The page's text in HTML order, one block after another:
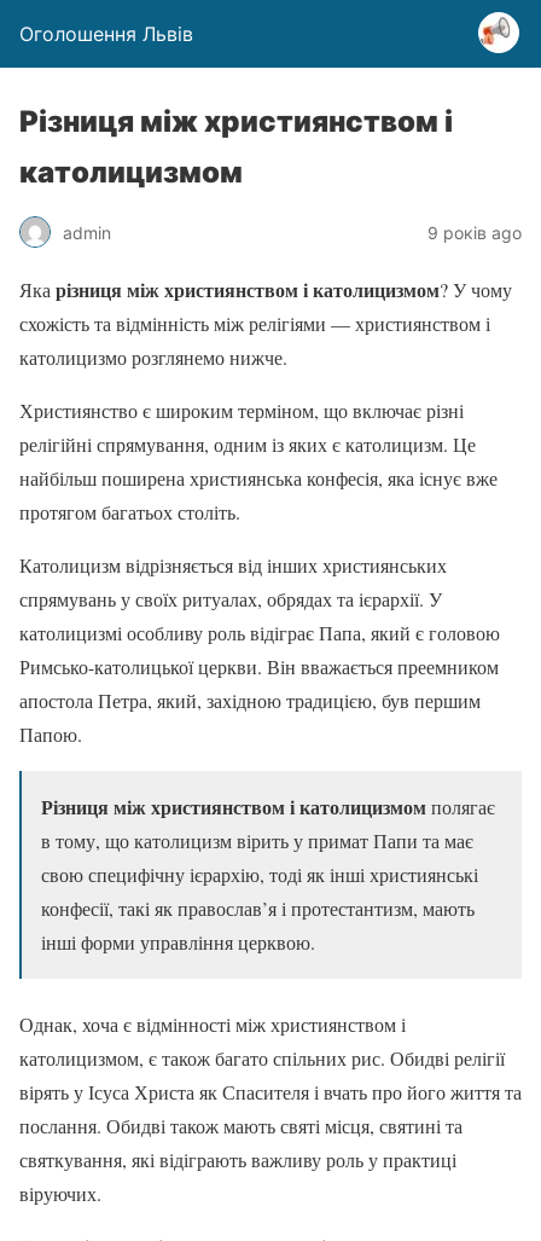
Оголошення Львів
Різниця між християнством і
католицизмом
admin 9 років ago
Яка різниця між християнством і католицизмом? У чому
схожість та відмінність між релігіями — християнством і
католицизмо розглянемо нижче.
Християнство є широким терміном, що включає різні
релігійні спрямування, одним із яких є католицизм. Це
найбільш поширена християнська конфесія, яка існує вже
протягом багатьох століть.
Католицизм відрізняється від інших християнських
спрямувань у своїх ритуалах, обрядах та ієрархії. У
католицизмі особливу роль відіграє Папа, який є головою
Римсько-католицької церкви. Він вважається преемником
апостола Петра, який, західною традицією, був першим
Папою.
Різниця між християнством і католицизмомполягає
в тому, що католицизм вірить у примат Папи та має
свою специфічну ієрархію, тоді як інші християнські
конфесії, такі як православ’я і протестантизм, мають
інші форми управління церквою.
Однак, хоча є відмінності між християнством і
католицизмом, є також багато спільних рис. Обидві релігії
вірять у Ісуса Христа як Спасителя і вчать про його життя та
послання. Обидві також мають святі місця, святині та
святкування, які відіграють важливу роль у практиці
віруючих.